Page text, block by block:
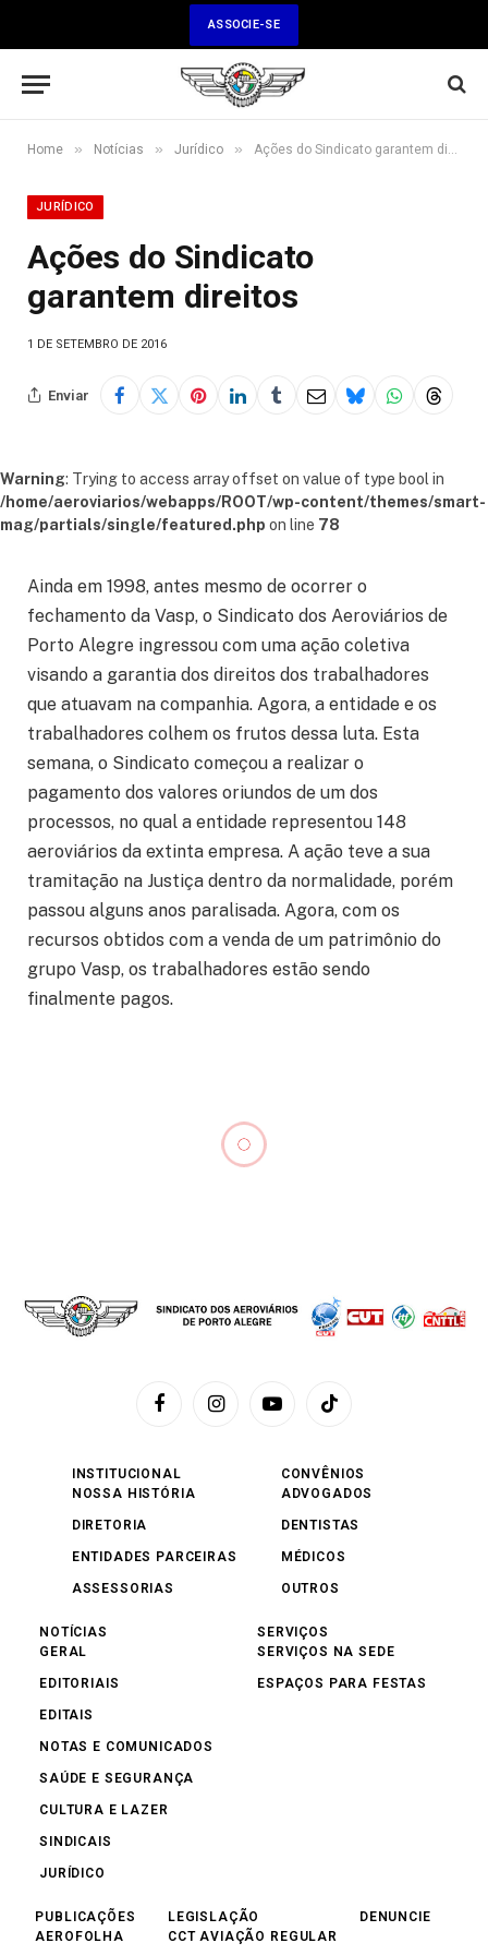
ASSOCIE-SE
Home » Notícias » Jurídico » Ações do Sindicato garantem direitos
JURÍDICO
Ações do Sindicato
garantem direitos
1 DE SETEMBRO DE 2016
Enviar
Warning: Trying to access array offset on value of type bool in
/home/aeroviarios/webapps/ROOT/wp-content/themes/smart-
mag/partials/single/featured.php on line 78
Ainda em 1998, antes mesmo de ocorrer o
fechamento da Vasp, o Sindicato dos Aeroviários de
Porto Alegre ingressou com uma ação coletiva
visando a garantia dos direitos dos trabalhadores
que atuavam na companhia. Agora, a entidade e os
trabalhadores colhem os frutos dessa luta. Esta
semana, o Sindicato começou a realizar o
pagamento dos valores oriundos de um dos
processos, no qual a entidade representou 148
aeroviários da extinta empresa. A ação teve a sua
tramitação na Justiça dentro da normalidade, porém
passou alguns anos paralisada. Agora, com os
recursos obtidos com a venda de um patrimônio do
grupo Vasp, os trabalhadores estão sendo
finalmente pagos.
FacebookInstagramYouTubeTikTok
INSTITUCIONAL
NOSSA HISTÓRIA
DIRETORIA
ENTIDADES PARCEIRAS
ASSESSORIAS
CONVÊNIOS
ADVOGADOS
DENTISTAS
MÉDICOS
OUTROS
NOTÍCIAS
GERAL
EDITORIAIS
EDITAIS
NOTAS E COMUNICADOS
SAÚDE E SEGURANÇA
CULTURA E LAZER
SINDICAIS
JURÍDICO
SERVIÇOS
SERVIÇOS NA SEDE
ESPAÇOS PARA FESTAS
PUBLICAÇÕES
AEROFOLHA
LEGISLAÇÃO
CCT AVIAÇÃO REGULAR
DENUNCIE